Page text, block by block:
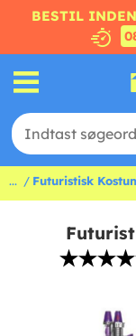
BESTIL
... Futuristisk